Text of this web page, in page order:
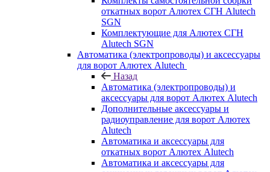
откатных ворот Алютех СГН Alutech
SGN
Комплектующие для Алютех СГН
Alutech SGN
Автоматика (электропроводы) и аксессуары
для ворот Алютех Alutech
Назад
Автоматика (электропроводы) и
аксессуары для ворот Алютех Alutech
Дополнительные аксессуары и
радиоуправление для ворот Алютех
Alutech
Автоматика и аксессуары для
откатных ворот Алютех Alutech
Автоматика и аксессуары для